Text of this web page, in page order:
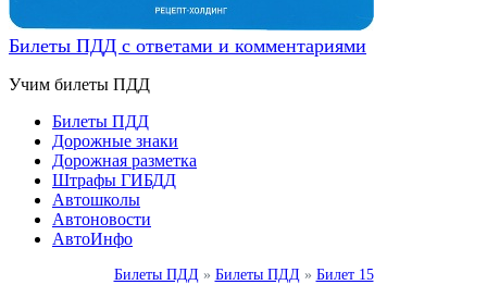
Билеты ПДД с ответами и комментариями
Учим билеты ПДД
Билеты ПДД
Дорожные знаки
Дорожная разметка
Штрафы ГИБДД
Автошколы
Автоновости
АвтоИнфо
Билеты ПДД » Билеты ПДД » Билет 15